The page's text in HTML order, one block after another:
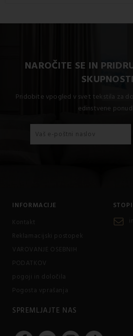
NAROČITE SE IN
Pridobite vpogled v svet tekstila za
edinstvene
INFORMACIJE
Kontakt
Reklamacijski postopek
VAROVANJE OSEBNIH
PODATKOV
pogoji in določila
Pogosta vprašanja
SPREMLJAJTE NAS